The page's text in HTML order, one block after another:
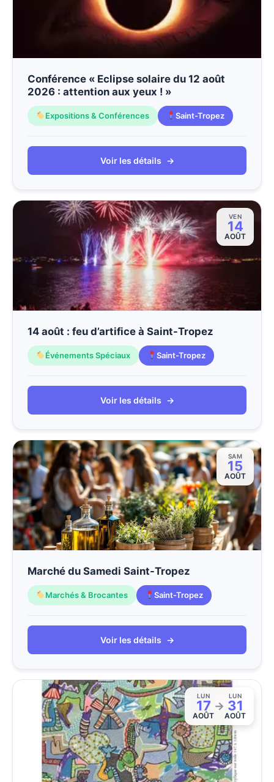
Conférence « Eclipse solaire du 12 août
2026 : attention aux yeux ! »
Expositions & Conférences Saint-Tropez
Voir les détails →
VEN
14
AOÛT
14 août : feu d’artifice à Saint-Tropez
Événements Spéciaux Saint-Tropez
Voir les détails →
SAM
15
AOÛT
Marché du Samedi Saint-Tropez
Marchés & Brocantes Saint-Tropez
Voir les détails →
LUN
17
AOÛT
→
LUN
31
AOÛT